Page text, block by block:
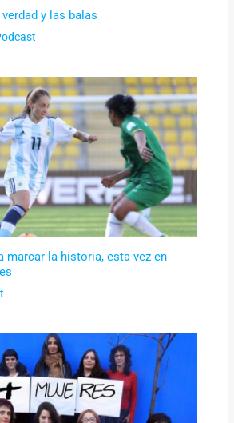
y las balas
marcar la historia, esta vez en